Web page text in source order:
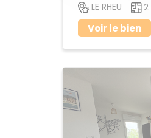
LE RHEU 2
Voir le bien